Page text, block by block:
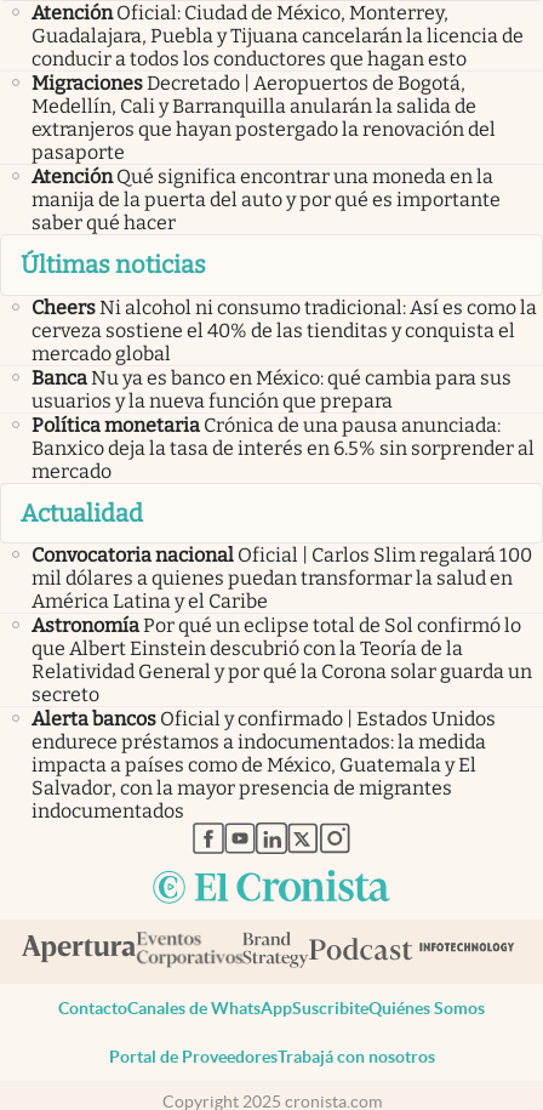
Atención Oficial: Ciudad de México, Monterrey,
Guadalajara, Puebla y Tijuana cancelarán la licencia de
conducir a todos los conductores que hagan esto
MigracionesDecretado | Aeropuertos de Bogotá,
Medellín, Cali y Barranquilla anularán la salida de
extranjeros que hayan postergado la renovación del
pasaporte
Atención Qué significa encontrar una moneda en la
manija de la puerta del auto y por qué es importante
saber qué hacer
Últimas noticias
CheersNi alcohol ni consumo tradicional: Así es como la
cerveza sostiene el 40% de las tienditas y conquista el
mercado global
BancaNu ya es banco en México: qué cambia para sus
usuarios y la nueva función que prepara
Política monetaria Crónica de una pausa anunciada:
Banxico deja la tasa de interés en 6.5% sin sorprender al
mercado
Actualidad
Convocatoria nacional Oficial | Carlos Slim regalará 100
mil dólares a quienes puedan transformar la salud en
América Latina y el Caribe
AstronomíaPor qué un eclipse total de Sol confirmó lo
que Albert Einstein descubrió con la Teoría de la
Relatividad General y por qué la Corona solar guarda un
secreto
Alerta bancos Oficial y confirmado | Estados Unidos
endurece préstamos a indocumentados: la medida
impacta a países como de México, Guatemala y El
Salvador, con la mayor presencia de migrantes
indocumentados
abre en nueva pestaña
abre en nueva pestaña
abre en nueva pestaña
abre en nueva pestaña
abre en nueva pestaña
ContactoCanales de WhatsAppSuscribiteQuiénes Somos
Portal de ProveedoresTrabajá con nosotros
Copyright 2025 cronista.com